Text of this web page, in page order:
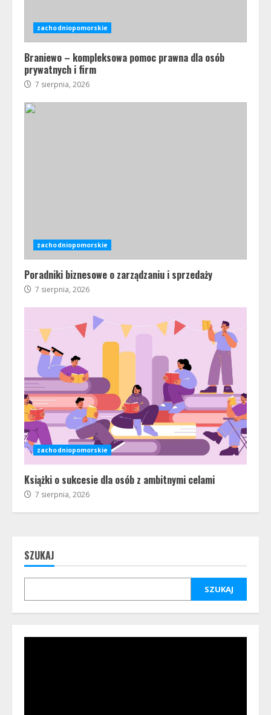
zachodniopomorskie
Braniewo – kompleksowa pomoc prawna dla osób
prywatnych i firm
7 sierpnia, 2026
zachodniopomorskie
Poradniki biznesowe o zarządzaniu i sprzedaży
7 sierpnia, 2026
zachodniopomorskie
Książki o sukcesie dla osób z ambitnymi celami
7 sierpnia, 2026
SZUKAJ
SZUKAJ